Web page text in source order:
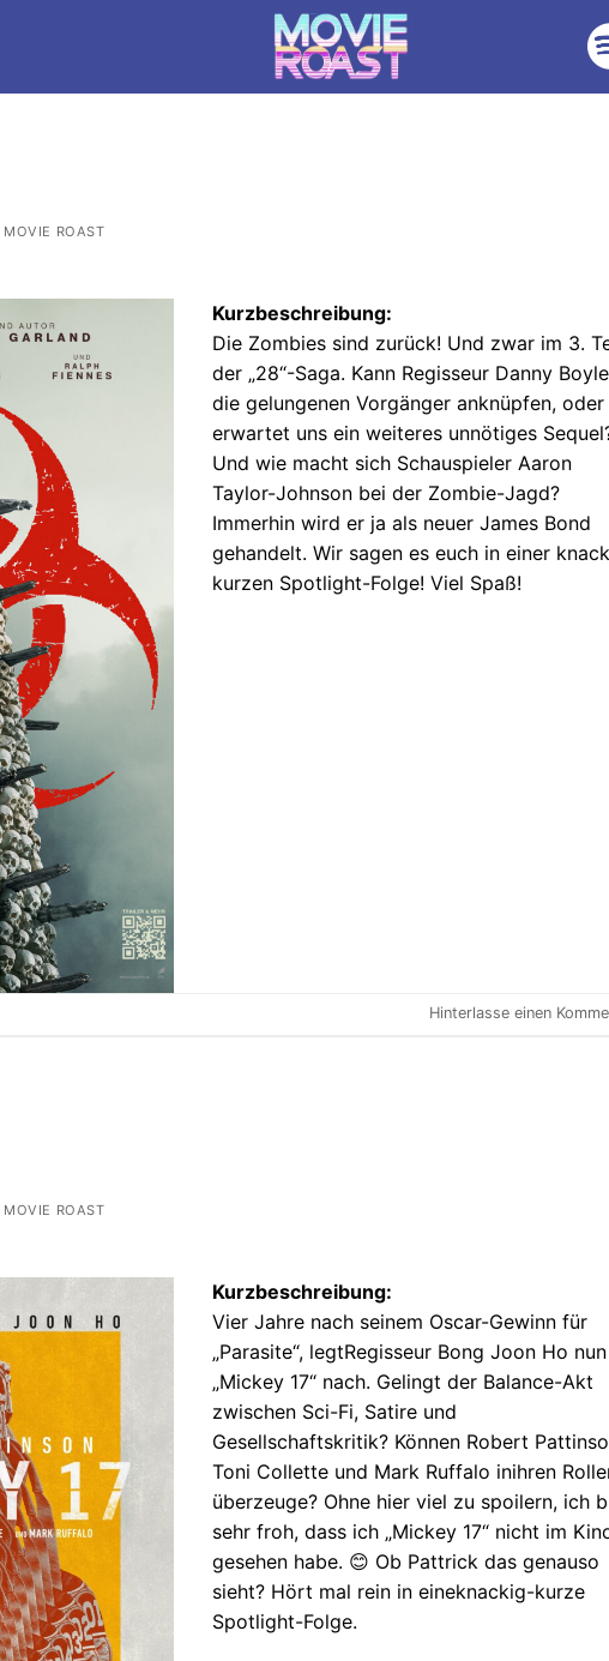
MOVIE ROAST
Kurzbeschreibung:
Die Zombies sind zurück! Und zwar im 3.
der „28“-Saga. Kann Regisseur Danny
die gelungenen Vorgänger anknüpfen, oder
erwartet uns ein weiteres unnötiges
Und wie macht sich Schauspieler Aaron
Taylor-Johnson bei der Zombie-Jagd?
Immerhin wird er ja als neuer James Bond
gehandelt. Wir sagen es euch in einer
kurzen Spotlight-Folge! Viel Spaß!
Hinterlasse einen
MOVIE ROAST
Kurzbeschreibung:
Vier Jahre nach seinem Oscar-Gewinn für
„Parasite“, legtRegisseur Bong Joon Ho nun
„Mickey 17“ nach. Gelingt der Balance-Akt
zwischen Sci-Fi, Satire und
Gesellschaftskritik? Können Robert
Toni Collette und Mark Ruffalo inihren
überzeuge? Ohne hier viel zu spoilern, ich
sehr froh, dass ich „Mickey 17“ nicht im
gesehen habe. 😊 Ob Pattrick das genauso
sieht? Hört mal rein in eineknackig-kurze
Spotlight-Folge.